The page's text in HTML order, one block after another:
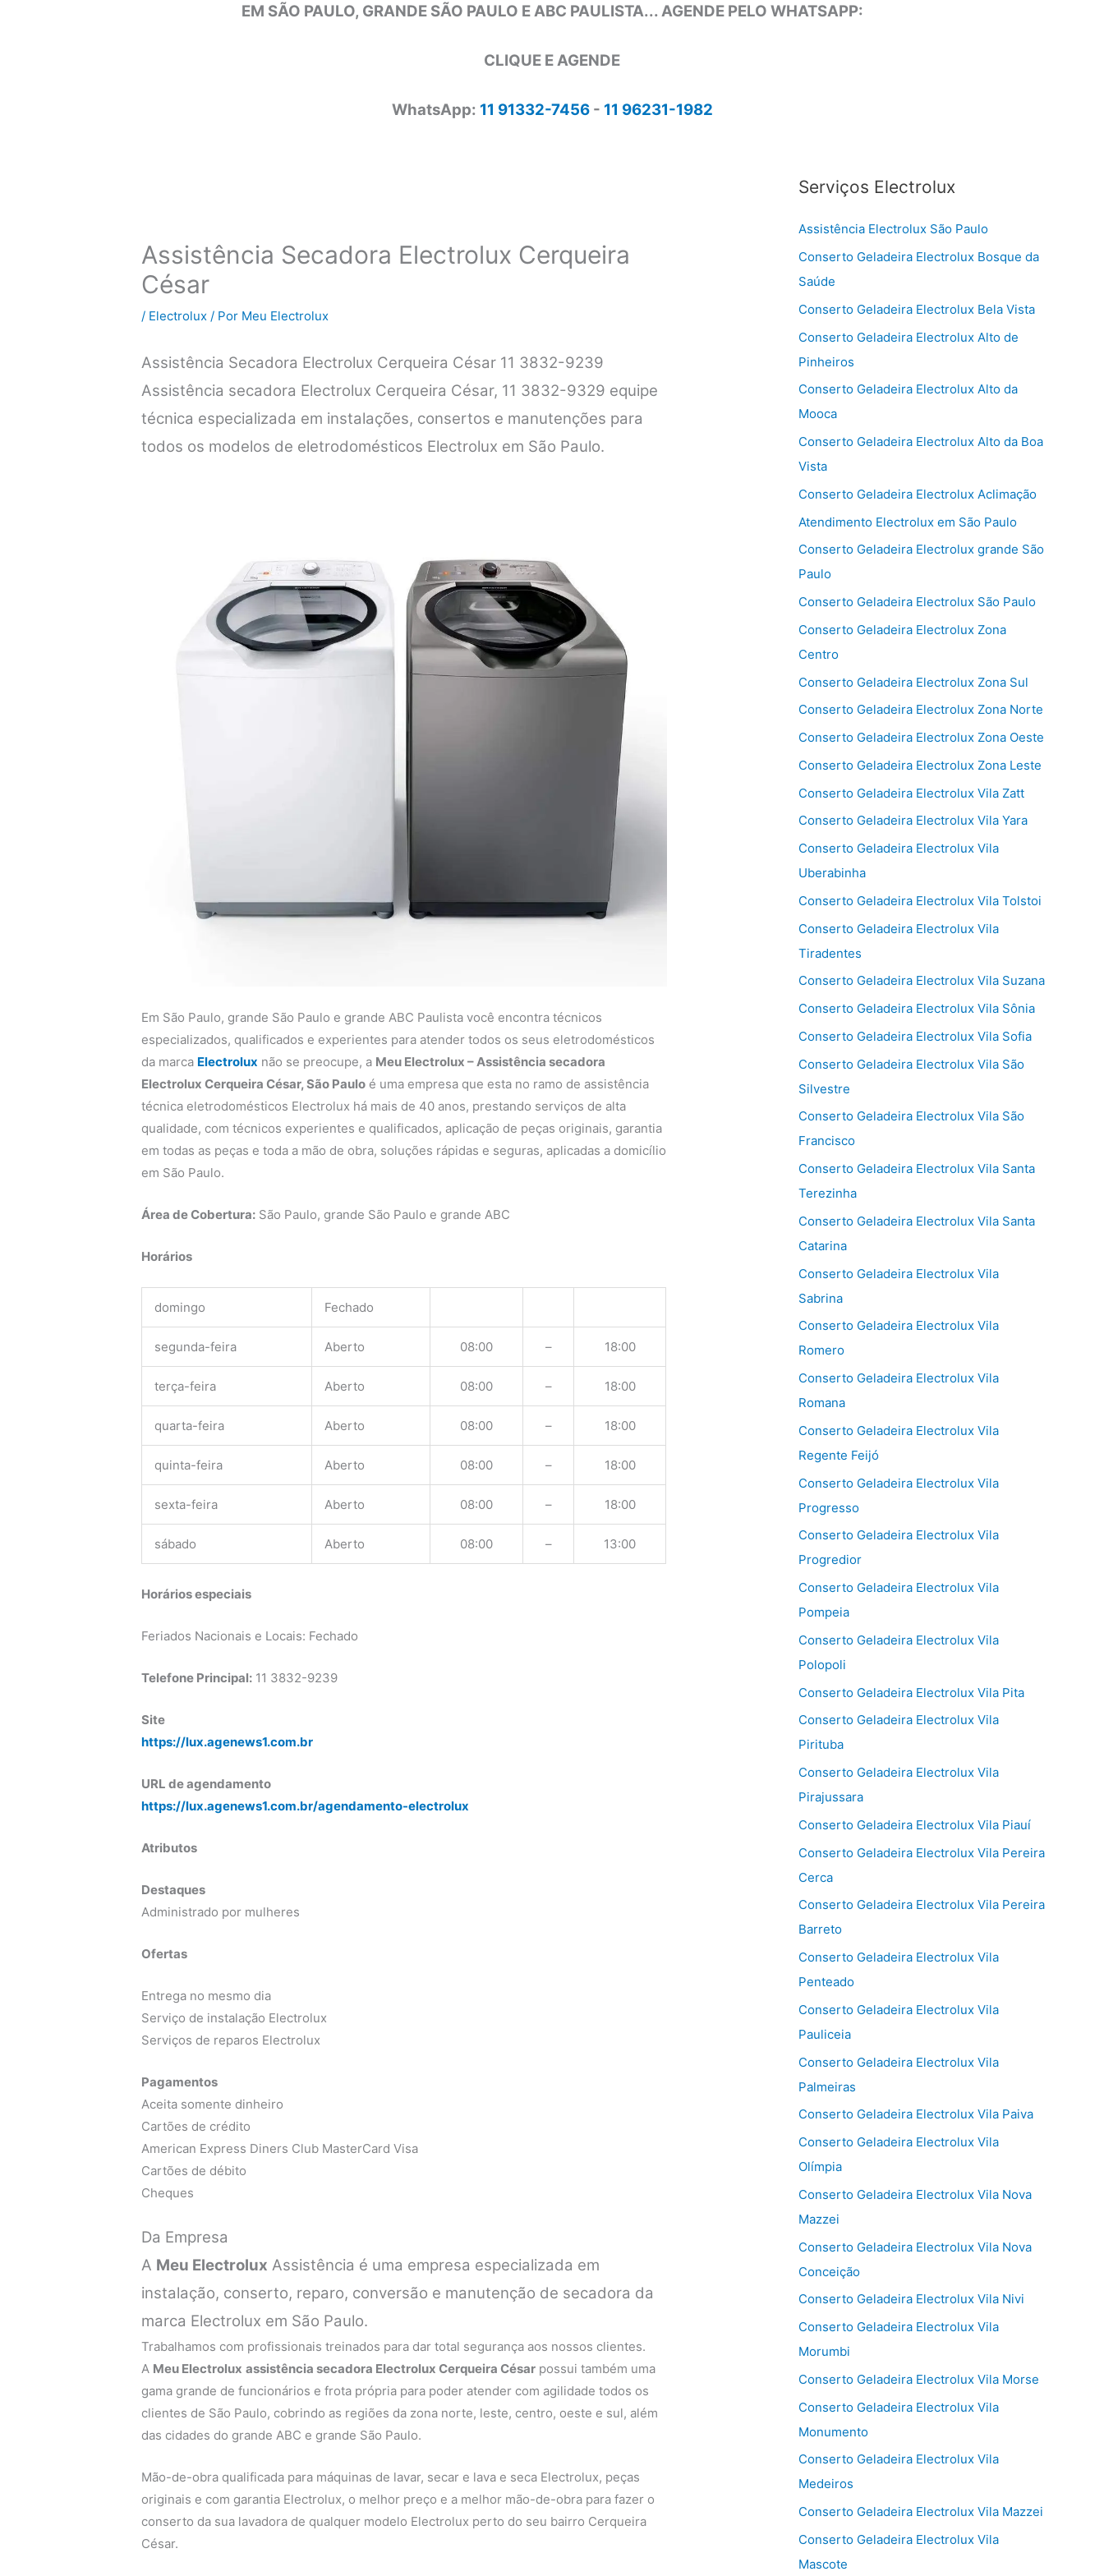
EM SÃO PAULO, GRANDE SÃO PAULO E ABC PAULISTA... AGENDE PELO WHATSAPP:
CLIQUE E AGENDE
WhatsApp: 11 91332-7456- 11 96231-1982
Assistência Secadora Electrolux Cerqueira
César
/ Electrolux / Por Meu Electrolux
Assistência Secadora Electrolux Cerqueira César 11 3832-9239
Assistência secadora Electrolux Cerqueira César, 11 3832-9329 equipe
técnica especializada em instalações, consertos e manutenções para
todos os modelos de eletrodomésticos Electrolux em São Paulo.
Em São Paulo, grande São Paulo e grande ABC Paulista você encontra técnicos
especializados, qualificados e experientes para atender todos os seus eletrodomésticos
da marca Electrolux não se preocupe, a Meu Electrolux – Assistência secadora
Electrolux Cerqueira César, São Paulo é uma empresa que esta no ramo de assistência
técnica eletrodomésticos Electrolux há mais de 40 anos, prestando serviços de alta
qualidade, com técnicos experientes e qualificados, aplicação de peças originais, garantia
em todas as peças e toda a mão de obra, soluções rápidas e seguras, aplicadas a domicílio
em São Paulo.
Área de Cobertura: São Paulo, grande São Paulo e grande ABC
Horários
domingo Fechado
segunda-feira Aberto 08:00 – 18:00
terça-feira Aberto 08:00 – 18:00
quarta-feira Aberto 08:00 – 18:00
quinta-feira Aberto 08:00 – 18:00
sexta-feira Aberto 08:00 – 18:00
sábado Aberto 08:00 – 13:00
Horários especiais
Feriados Nacionais e Locais: Fechado
Telefone Principal: 11 3832-9239
Site
https://lux.agenews1.com.br
URL de agendamento
https://lux.agenews1.com.br/agendamento-electrolux
Atributos
Destaques
Administrado por mulheres
Ofertas
Entrega no mesmo dia
Serviço de instalação Electrolux
Serviços de reparos Electrolux
Pagamentos
Aceita somente dinheiro
Cartões de crédito
American Express Diners Club MasterCard Visa
Cartões de débito
Cheques
Da Empresa
A Meu Electrolux Assistência é uma empresa especializada em
instalação, conserto, reparo, conversão e manutenção de secadora da
marca Electrolux em São Paulo.
Trabalhamos com profissionais treinados para dar total segurança aos nossos clientes.
A Meu Electrolux assistência secadora Electrolux Cerqueira César possui também uma
gama grande de funcionários e frota própria para poder atender com agilidade todos os
clientes de São Paulo, cobrindo as regiões da zona norte, leste, centro, oeste e sul, além
das cidades do grande ABC e grande São Paulo.
Mão-de-obra qualificada para máquinas de lavar, secar e lava e seca Electrolux, peças
originais e com garantia Electrolux, o melhor preço e a melhor mão-de-obra para fazer o
conserto da sua lavadora de qualquer modelo Electrolux perto do seu bairro Cerqueira
César.
Serviços Electrolux
Assistência Electrolux São Paulo
Conserto Geladeira Electrolux Bosque da
Saúde
Conserto Geladeira Electrolux Bela Vista
Conserto Geladeira Electrolux Alto de
Pinheiros
Conserto Geladeira Electrolux Alto da
Mooca
Conserto Geladeira Electrolux Alto da Boa
Vista
Conserto Geladeira Electrolux Aclimação
Atendimento Electrolux em São Paulo
Conserto Geladeira Electrolux grande São
Paulo
Conserto Geladeira Electrolux São Paulo
Conserto Geladeira Electrolux Zona
Centro
Conserto Geladeira Electrolux Zona Sul
Conserto Geladeira Electrolux Zona Norte
Conserto Geladeira Electrolux Zona Oeste
Conserto Geladeira Electrolux Zona Leste
Conserto Geladeira Electrolux Vila Zatt
Conserto Geladeira Electrolux Vila Yara
Conserto Geladeira Electrolux Vila
Uberabinha
Conserto Geladeira Electrolux Vila Tolstoi
Conserto Geladeira Electrolux Vila
Tiradentes
Conserto Geladeira Electrolux Vila Suzana
Conserto Geladeira Electrolux Vila Sônia
Conserto Geladeira Electrolux Vila Sofia
Conserto Geladeira Electrolux Vila São
Silvestre
Conserto Geladeira Electrolux Vila São
Francisco
Conserto Geladeira Electrolux Vila Santa
Terezinha
Conserto Geladeira Electrolux Vila Santa
Catarina
Conserto Geladeira Electrolux Vila
Sabrina
Conserto Geladeira Electrolux Vila
Romero
Conserto Geladeira Electrolux Vila
Romana
Conserto Geladeira Electrolux Vila
Regente Feijó
Conserto Geladeira Electrolux Vila
Progresso
Conserto Geladeira Electrolux Vila
Progredior
Conserto Geladeira Electrolux Vila
Pompeia
Conserto Geladeira Electrolux Vila
Polopoli
Conserto Geladeira Electrolux Vila Pita
Conserto Geladeira Electrolux Vila
Pirituba
Conserto Geladeira Electrolux Vila
Pirajussara
Conserto Geladeira Electrolux Vila Piauí
Conserto Geladeira Electrolux Vila Pereira
Cerca
Conserto Geladeira Electrolux Vila Pereira
Barreto
Conserto Geladeira Electrolux Vila
Penteado
Conserto Geladeira Electrolux Vila
Pauliceia
Conserto Geladeira Electrolux Vila
Palmeiras
Conserto Geladeira Electrolux Vila Paiva
Conserto Geladeira Electrolux Vila
Olímpia
Conserto Geladeira Electrolux Vila Nova
Mazzei
Conserto Geladeira Electrolux Vila Nova
Conceição
Conserto Geladeira Electrolux Vila Nivi
Conserto Geladeira Electrolux Vila
Morumbi
Conserto Geladeira Electrolux Vila Morse
Conserto Geladeira Electrolux Vila
Monumento
Conserto Geladeira Electrolux Vila
Medeiros
Conserto Geladeira Electrolux Vila Mazzei
Conserto Geladeira Electrolux Vila
Mascote